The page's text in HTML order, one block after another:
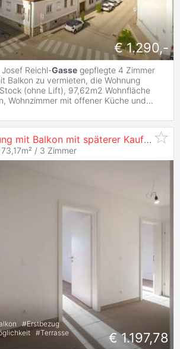
€ 1.290,-
Josef Reichl-Gasse gepflegte 4 Zimmer
Balkon zu vermieten, die Wohnung
(ohne Lift), 97,62m2 Wohnfläche
Wohnzimmer mit offener Küche und...
3 Zimmer Wohnung mit Balkon mit späterer Kaufoption in
/ 3 Zimmer
#Erstbezug
#Terrasse
€ 1.197,78